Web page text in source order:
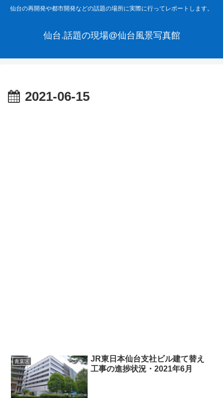
仙台の再開発や都市開発などの話題の場所に実際に行ってレポートします。
仙台.話題の現場@仙台風景写真館
2021-06-15
青葉区
JR東日本仙台支社ビル建て替え
工事の進捗状況・2021年6月